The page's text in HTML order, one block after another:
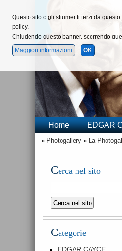
Home EDGAR
» Photogallery » La
Cerca nel sito
Categorie
EDGAR CAYCE
Questo sito o gli strumenti terzi da
policy.
Chiudendo questo banner, scorrendo
Maggiori informazioni
OK